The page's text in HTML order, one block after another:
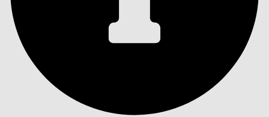
Innehållsförteckningar